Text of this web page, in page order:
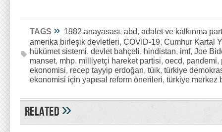
TAGS » 1982 anayasası, abd, adalet ve kalkınma
amerika birleşik devletleri, COVID-19, Cumhur Kartal
hükümet sistemi, devlet bahçeli, hindistan, imf, Joe
manset, mhp, milliyetçi hareket partisi, oecd, pandemi,
ekonomisi, recep tayyip erdoğan, tüik, türkiye
ekonomisi için yapısal reform önerileri, türkiye merkez
Related»